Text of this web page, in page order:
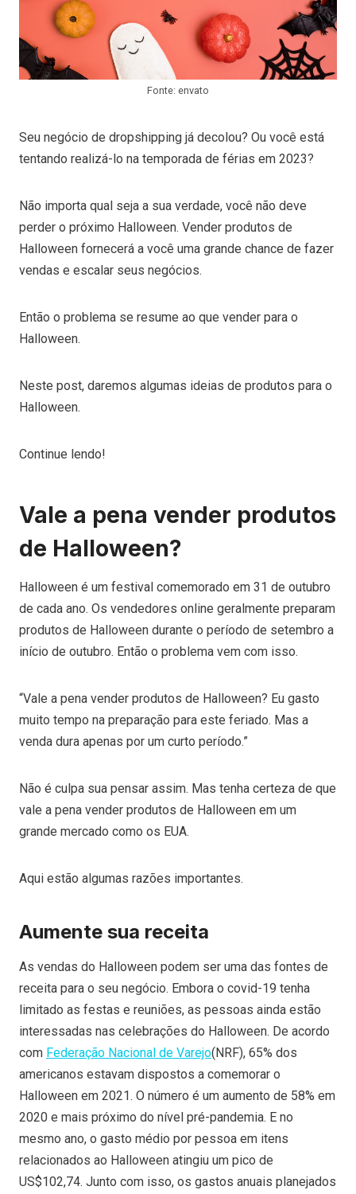
Fonte: envato
Seu negócio de dropshipping já decolou? Ou você está
tentando realizá-lo na temporada de férias em 2023?
Não importa qual seja a sua verdade, você não deve
perder o próximo Halloween. Vender produtos de
Halloween fornecerá a você uma grande chance de fazer
vendas e escalar seus negócios.
Então o problema se resume ao que vender para o
Halloween.
Neste post, daremos algumas ideias de produtos para o
Halloween.
Continue lendo!
Vale a pena vender produtos
de Halloween?
Halloween é um festival comemorado em 31 de outubro
de cada ano. Os vendedores online geralmente preparam
produtos de Halloween durante o período de setembro a
início de outubro. Então o problema vem com isso.
“Vale a pena vender produtos de Halloween? Eu gasto
muito tempo na preparação para este feriado. Mas a
venda dura apenas por um curto período.”
Não é culpa sua pensar assim. Mas tenha certeza de que
vale a pena vender produtos de Halloween em um
grande mercado como os EUA.
Aqui estão algumas razões importantes.
Aumente sua receita
As vendas do Halloween podem ser uma das fontes de
receita para o seu negócio. Embora o covid-19 tenha
limitado as festas e reuniões, as pessoas ainda estão
interessadas nas celebrações do Halloween. De acordo
com Federação Nacional de Varejo(NRF), 65% dos
americanos estavam dispostos a comemorar o
Halloween em 2021. O número é um aumento de 58% em
2020 e mais próximo do nível pré-pandemia. E no
mesmo ano, o gasto médio por pessoa em itens
relacionados ao Halloween atingiu um pico de
US$102,74. Junto com isso, os gastos anuais planejados